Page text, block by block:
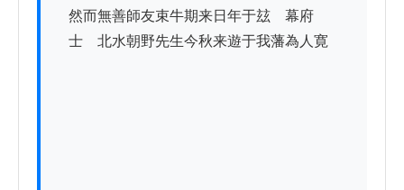
然而無善師友束牛期来日年于玆　幕府
士　北水朝野先生今秋来遊于我藩為人寛